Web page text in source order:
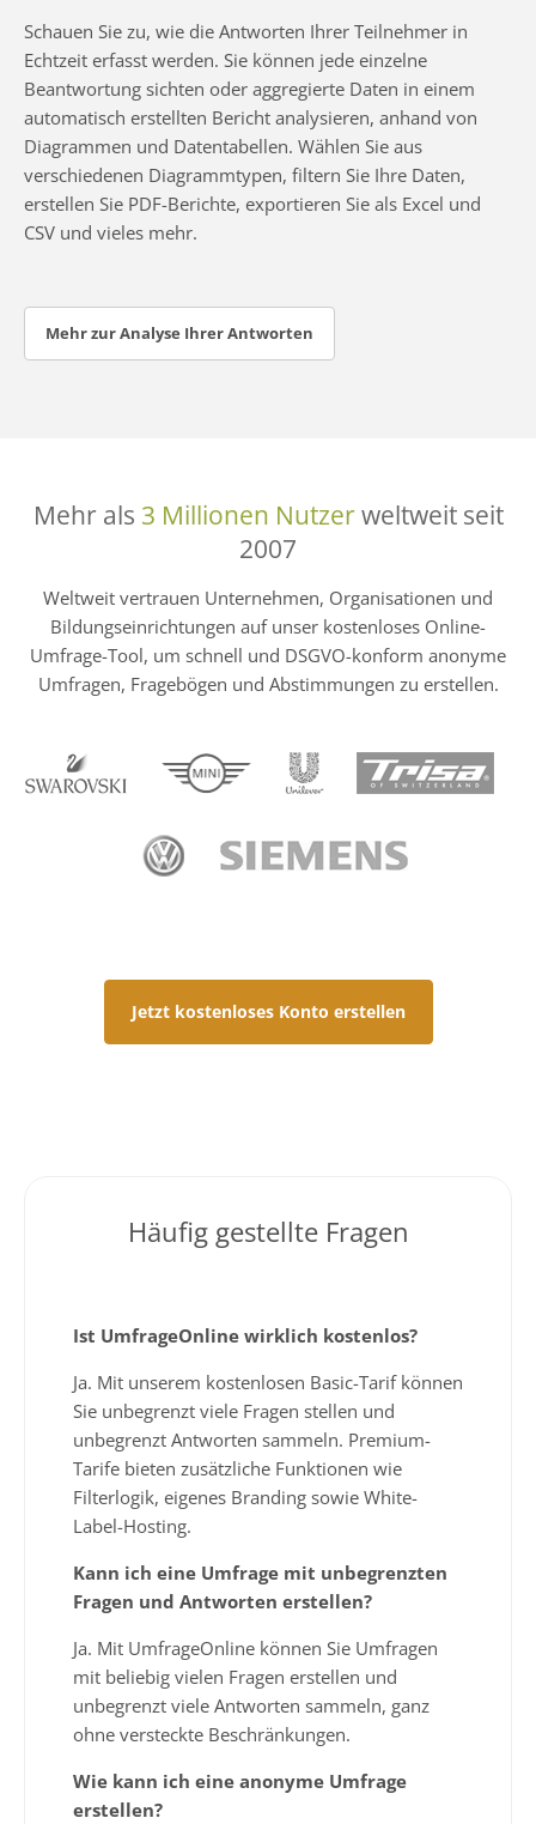
Schauen Sie zu, wie die Antworten Ihrer Teilnehmer in
Echtzeit erfasst werden. Sie können jede einzelne
Beantwortung sichten oder aggregierte Daten in einem
automatisch erstellten Bericht analysieren, anhand von
Diagrammen und Datentabellen. Wählen Sie aus
verschiedenen Diagrammtypen, filtern Sie Ihre Daten,
erstellen Sie PDF-Berichte, exportieren Sie als Excel und
CSV und vieles mehr.
Mehr zur Analyse Ihrer Antworten
Mehr als 3 Millionen Nutzerweltweit seit
2007
Weltweit vertrauen Unternehmen, Organisationen und
Bildungseinrichtungen auf unser kostenloses Online-
Umfrage-Tool, um schnell und DSGVO-konform anonyme
Umfragen, Fragebögen und Abstimmungen zu erstellen.
Jetzt kostenloses Konto erstellen
Häufig gestellte Fragen
Ist UmfrageOnline wirklich kostenlos?
Ja. Mit unserem kostenlosen Basic-Tarif können
Sie unbegrenzt viele Fragen stellen und
unbegrenzt Antworten sammeln. Premium-
Tarife bieten zusätzliche Funktionen wie
Filterlogik, eigenes Branding sowie White-
Label-Hosting.
Kann ich eine Umfrage mit unbegrenzten
Fragen und Antworten erstellen?
Ja. Mit UmfrageOnline können Sie Umfragen
mit beliebig vielen Fragen erstellen und
unbegrenzt viele Antworten sammeln, ganz
ohne versteckte Beschränkungen.
Wie kann ich eine anonyme Umfrage
erstellen?